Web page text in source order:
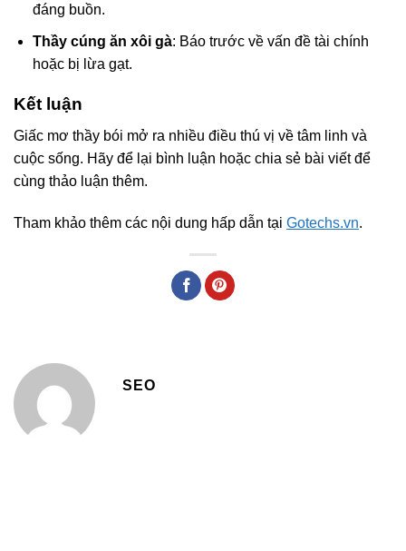
đáng buồn.
Thầy cúng ăn xôi gà: Báo trước về vấn đề tài chính
hoặc bị lừa gạt.
Kết luận
Giấc mơ thầy bói mở ra nhiều điều thú vị về tâm linh và
cuộc sống. Hãy để lại bình luận hoặc chia sẻ bài viết để
cùng thảo luận thêm.
Tham khảo thêm các nội dung hấp dẫn tại Gotechs.vn.
SEO